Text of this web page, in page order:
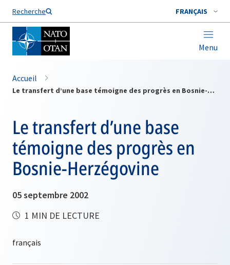
Recherche FRANÇAIS
Menu
Nom de famille*
Accueil
Le transfert d’une base témoigne des progrès en Bosnie-Herzégovine
Le transfert d’une base
témoigne des progrès en
Bosnie-Herzégovine
05 septembre 2002
1 MIN DE LECTURE